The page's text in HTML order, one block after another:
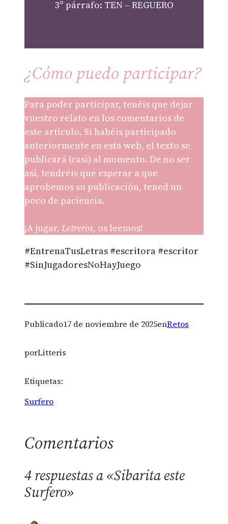
3º párrafo: TEN – REGUERO
¿Cómo puedo participar?
Para poder participar, tenéis que dejar
vuestro relato en los comentarios de
este artículo. Si habéis participado
anteriormente en esta web, el texto se
publicará (casi) al momento. De no ser
así, tendréis que esperar a que
aprobemos su publicación, tened un
poco de paciencia.
¡A jugar, Letreros, os leemos!
#EntrenaTusLetras #escritora #escritor
#SinJugadoresNoHayJuego
Publicado17 de noviembre de 2025enRetos
porLitteris
Etiquetas:
Surfero
Comentarios
4 respuestas a «Sibarita este
Surfero»